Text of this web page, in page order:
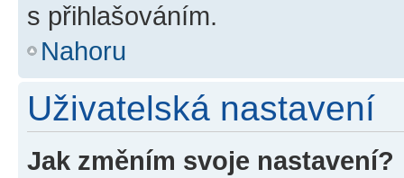
s přihlašováním.
Nahoru
Uživatelská nastavení
Jak změním svoje nastavení?